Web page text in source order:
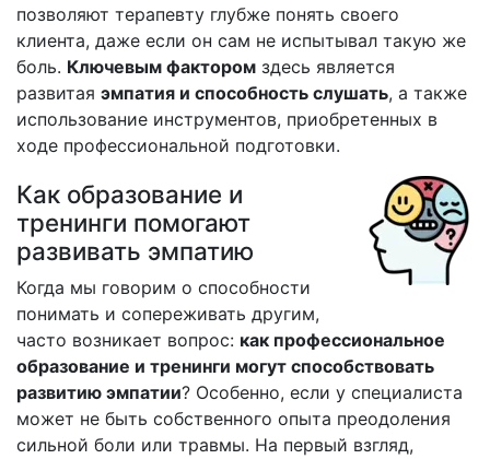
позволяют терапевту глубже понять своего
клиента, даже если он сам не испытывал такую же
боль. Ключевым фактором здесь является
развитая эмпатия и способность слушать, а также
использование инструментов, приобретенных в
ходе профессиональной подготовки.
Как образование и
тренинги помогают
развивать эмпатию
Когда мы говорим о способности
понимать и сопереживать другим,
часто возникает вопрос: как профессиональное
образование и тренинги могут способствовать
развитию эмпатии? Особенно, если у специалиста
может не быть собственного опыта преодоления
сильной боли или травмы. На первый взгляд,